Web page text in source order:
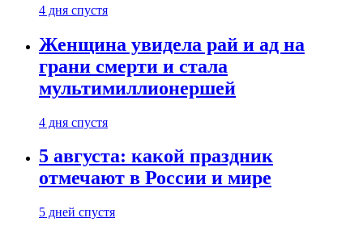
4 дня спустя
Женщина увидела рай и ад на
грани смерти и стала
мультимиллионершей
4 дня спустя
5 августа: какой праздник
отмечают в России и мире
5 дней спустя